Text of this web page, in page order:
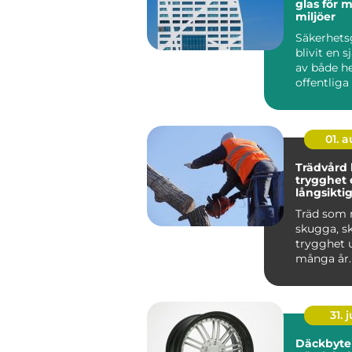
glas för
miljöer
blivit en
av både
offentliga
01.
Trädvård kunskap,
trygghet
Träd som
skugga,
trygghet
många
kan ...
31.